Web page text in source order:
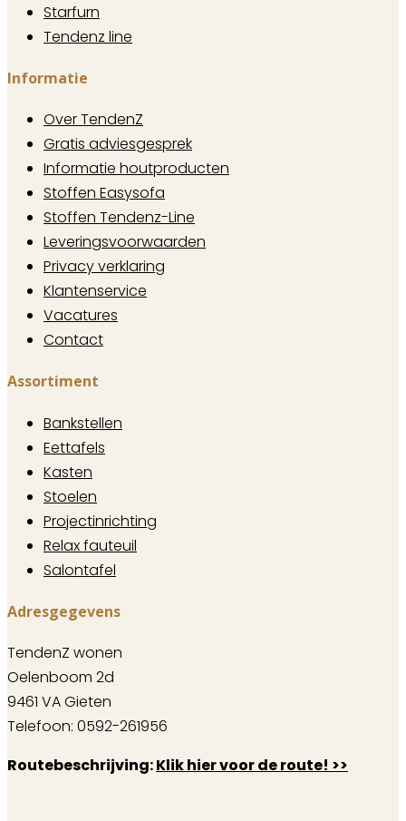
Starfurn
Tendenz line
Informatie
Over TendenZ
Gratis adviesgesprek
Informatie houtproducten
Stoffen Easysofa
Stoffen Tendenz-Line
Leveringsvoorwaarden
Privacy verklaring
Klantenservice
Vacatures
Contact
Assortiment
Bankstellen
Eettafels
Kasten
Stoelen
Projectinrichting
Relax fauteuil
Salontafel
Adresgegevens
TendenZ wonen
Oelenboom 2d
9461 VA Gieten
Telefoon: 0592-261956
Routebeschrijving:Klik hier voor de route! >>